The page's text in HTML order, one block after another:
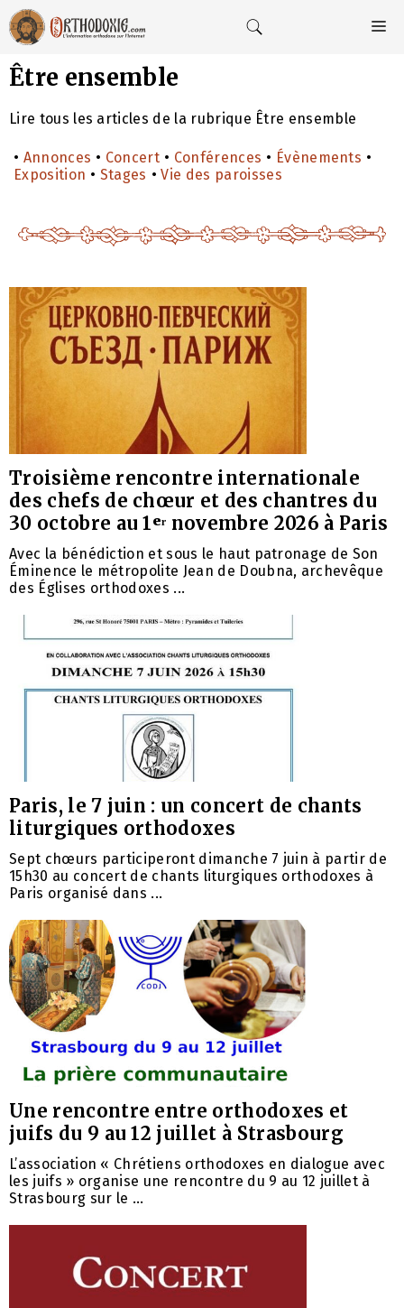
Aller
au
contenu
Être ensemble
Lire tous les articles de la rubrique Être ensemble
• Annonces • Concert • Conférences • Évènements •
Exposition • Stages •Vie des paroisses
Troisième rencontre internationale
des chefs de chœur et des chantres du
30 octobre au 1ᵉʳ novembre 2026 à Paris
Avec la bénédiction et sous le haut patronage de Son
Éminence le métropolite Jean de Doubna, archevêque
des Églises orthodoxes ...
Paris, le 7 juin : un concert de chants
liturgiques orthodoxes
Sept chœurs participeront dimanche 7 juin à partir de
15h30 au concert de chants liturgiques orthodoxes à
Paris organisé dans ...
Une rencontre entre orthodoxes et
juifs du 9 au 12 juillet à Strasbourg
L’association « Chrétiens orthodoxes en dialogue avec
les juifs » organise une rencontre du 9 au 12 juillet à
Strasbourg sur le ...